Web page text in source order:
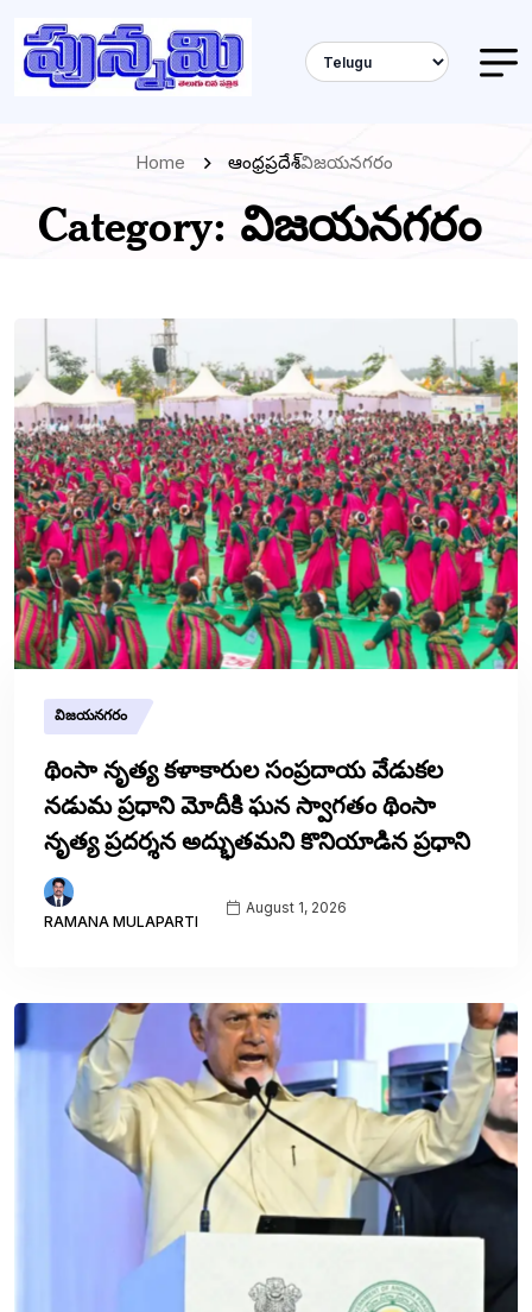
Home ఆంధ్రప్రదేశ్విజయనగరం
Category: విజయనగరం
విజయనగరం
థింసా నృత్య కళాకారుల సంప్రదాయ వేడుకల
నడుమ ప్రధాని మోదీకి ఘన స్వాగతం థింసా
నృత్య ప్రదర్శన అద్భుతమని కొనియాడిన ప్రధాని
RAMANA MULAPARTI
August 1, 2026